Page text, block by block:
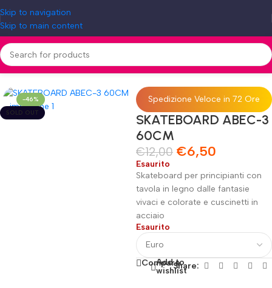
Skip to navigation
Skip to main content
Home»Shop»SKATEBOARD ABEC-3 60CM
-46%
SOLD OUT
Spedizione Veloce in 72 Ore
SKATEBOARD ABEC-3
60CM
€12,00 €6,50
Esaurito
Skateboard per principianti con
tavola in legno dalle fantasie
vivaci e colorate e cuscinetti in
acciaio
Esaurito
Compare
Add to
wishlistShare: